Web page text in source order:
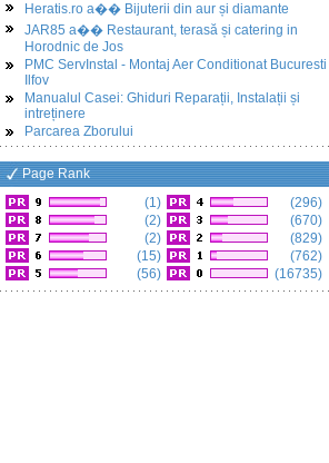
Heratis.ro a�� Bijuterii din aur și diamante
JAR85 a�� Restaurant, terasă și catering in
Horodnic de Jos
PMC ServInstal - Montaj Aer Conditionat Bucuresti
Ilfov
Manualul Casei: Ghiduri Reparații, Instalații și
intreținere
Parcarea Zborului
Page Rank
(1)
(2)
(2)
(15)
(56)
(296)
(670)
(829)
(762)
(16735)